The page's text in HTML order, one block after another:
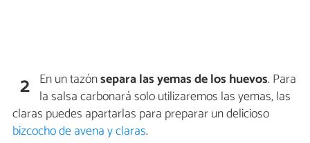
2 En un tazónsepara las yemas de los huevos. Para
la salsa carbonará solo utilizaremos las yemas, las
claras puedes apartarlas para preparar un delicioso
bizcocho de avena y claras.